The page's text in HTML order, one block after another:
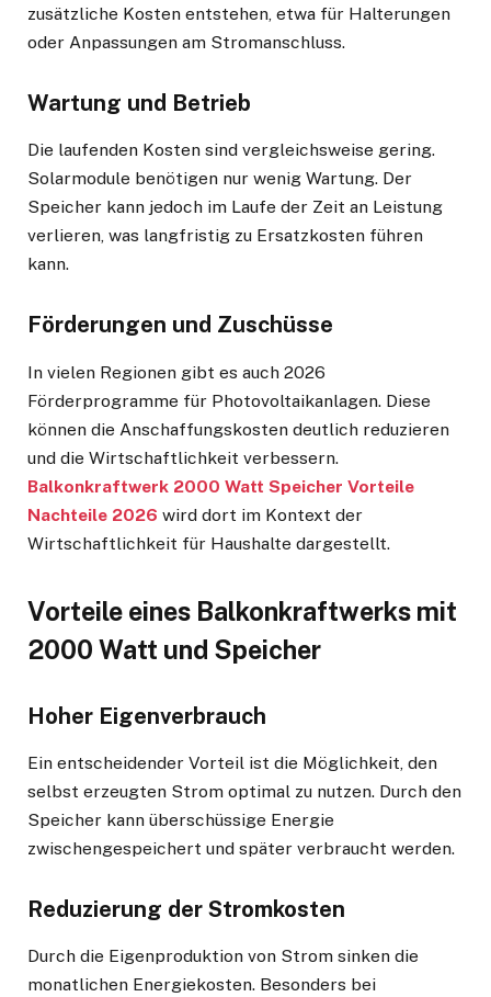
zusätzliche Kosten entstehen, etwa für Halterungen
oder Anpassungen am Stromanschluss.
Wartung und Betrieb
Die laufenden Kosten sind vergleichsweise gering.
Solarmodule benötigen nur wenig Wartung. Der
Speicher kann jedoch im Laufe der Zeit an Leistung
verlieren, was langfristig zu Ersatzkosten führen
kann.
Förderungen und Zuschüsse
In vielen Regionen gibt es auch 2026
Förderprogramme für Photovoltaikanlagen. Diese
können die Anschaffungskosten deutlich reduzieren
und die Wirtschaftlichkeit verbessern.
Balkonkraftwerk 2000 Watt Speicher Vorteile
Nachteile 2026 wird dort im Kontext der
Wirtschaftlichkeit für Haushalte dargestellt.
Vorteile eines Balkonkraftwerks mit
2000 Watt und Speicher
Hoher Eigenverbrauch
Ein entscheidender Vorteil ist die Möglichkeit, den
selbst erzeugten Strom optimal zu nutzen. Durch den
Speicher kann überschüssige Energie
zwischengespeichert und später verbraucht werden.
Reduzierung der Stromkosten
Durch die Eigenproduktion von Strom sinken die
monatlichen Energiekosten. Besonders bei